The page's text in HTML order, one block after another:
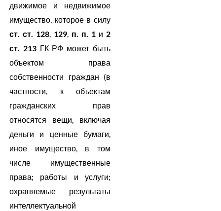
движимое и недвижимое
имущество, которое в силу
ст. ст. 128, 129, п. п. 1 и 2
ст. 213ГК РФ может быть
объектом права
собственности граждан (в
частности, к объектам
гражданских прав
относятся вещи, включая
деньги и ценные бумаги,
иное имущество, в том
числе имущественные
права; работы и услуги;
охраняемые результаты
интеллектуальной